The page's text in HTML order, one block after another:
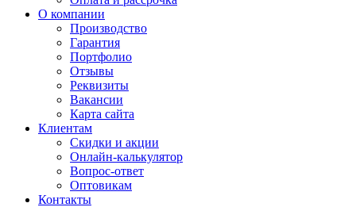
О компании
Производство
Гарантия
Портфолио
Отзывы
Реквизиты
Вакансии
Карта сайта
Клиентам
Скидки и акции
Онлайн-калькулятор
Вопрос-ответ
Оптовикам
Контакты